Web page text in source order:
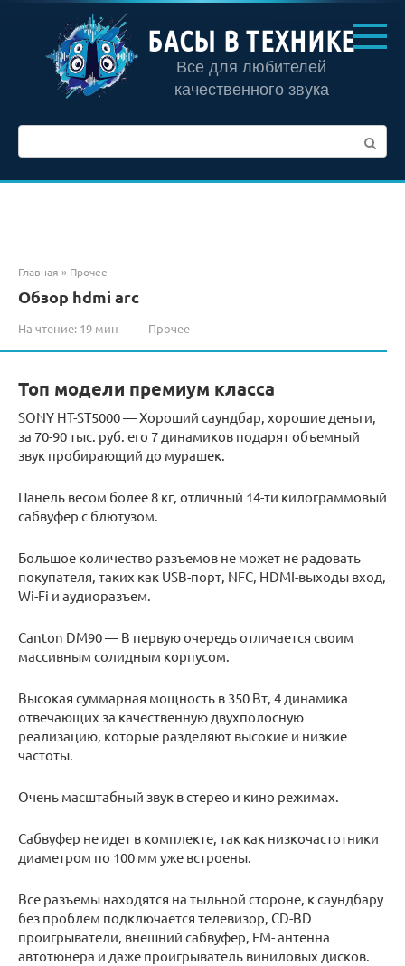
контенту
БАСЫ В ТЕХНИКЕ
Все для любителей
качественного звука
Главная » Прочее
Обзор hdmi arc
На чтение: 19 мин Прочее
Топ модели премиум класса
SONY HT-ST5000 — Хороший саундбар, хорошие деньги,
за 70-90 тыс. руб. его 7 динамиков подарят объемный
звук пробирающий до мурашек.
Панель весом более 8 кг, отличный 14-ти килограммовый
сабвуфер с блютузом.
Большое количество разъемов не может не радовать
покупателя, таких как USB-порт, NFC, HDMI-выходы вход,
Wi-Fi и аудиоразъем.
Canton DM90 — В первую очередь отличается своим
массивным солидным корпусом.
Высокая суммарная мощность в 350 Вт, 4 динамика
отвечающих за качественную двухполосную
реализацию, которые разделяют высокие и низкие
частоты.
Очень масштабный звук в стерео и кино режимах.
Сабвуфер не идет в комплекте, так как низкочастотники
диаметром по 100 мм уже встроены.
Все разъемы находятся на тыльной стороне, к саундбару
без проблем подключается телевизор, CD-BD
проигрыватели, внешний сабвуфер, FM- антенна
автотюнера и даже проигрыватель виниловых дисков.